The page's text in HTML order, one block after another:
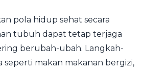
pola hidup sehat secara
tubuh dapat tetap terjaga
berubah-ubah. Langkah-
seperti makan makanan bergizi,